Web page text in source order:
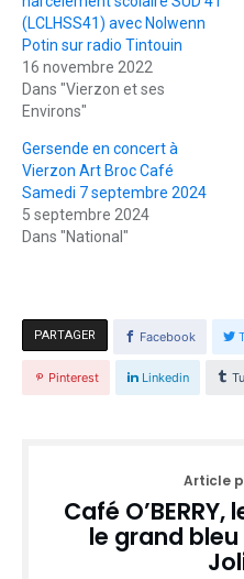
(LCLHSS41) avec Nolwenn
Potin sur radio Tintouin
16 novembre 2022
Dans "Vierzon et ses
Environs"
Gersende en concert à
Vierzon Art Broc Café
Samedi 7 septembre 2024
5 septembre 2024
Dans "National"
PARTAGER Facebook
Pinterest Linkedin
Article
Café
le grand